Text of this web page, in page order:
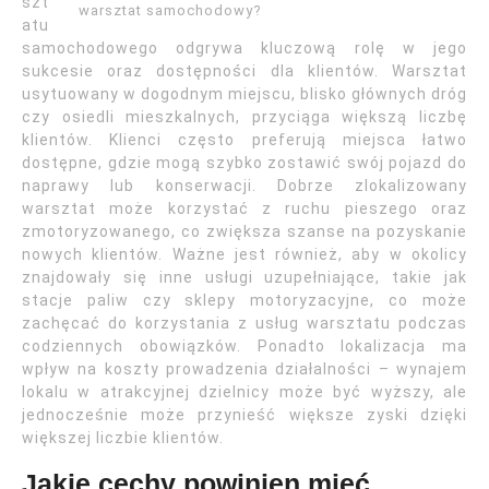
warsztat samochodowy?
atu
samochodowego odgrywa kluczową rolę w jego
sukcesie oraz dostępności dla klientów. Warsztat
usytuowany w dogodnym miejscu, blisko głównych dróg
czy osiedli mieszkalnych, przyciąga większą liczbę
klientów. Klienci często preferują miejsca łatwo
dostępne, gdzie mogą szybko zostawić swój pojazd do
naprawy lub konserwacji. Dobrze zlokalizowany
warsztat może korzystać z ruchu pieszego oraz
zmotoryzowanego, co zwiększa szanse na pozyskanie
nowych klientów. Ważne jest również, aby w okolicy
znajdowały się inne usługi uzupełniające, takie jak
stacje paliw czy sklepy motoryzacyjne, co może
zachęcać do korzystania z usług warsztatu podczas
codziennych obowiązków. Ponadto lokalizacja ma
wpływ na koszty prowadzenia działalności – wynajem
lokalu w atrakcyjnej dzielnicy może być wyższy, ale
jednocześnie może przynieść większe zyski dzięki
większej liczbie klientów.